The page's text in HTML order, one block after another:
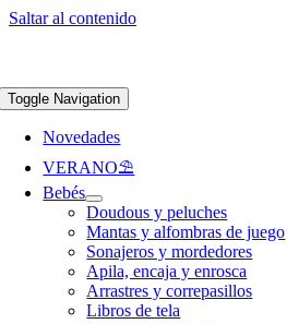
Saltar al contenido
Toggle Navigation
Novedades
VERANO⛱️​
Bebés
Doudous y peluches
Mantas y alfombras de juego
Sonajeros y mordedores
Apila, encaja y enrosca
Arrastres y correpasillos
Libros de tela